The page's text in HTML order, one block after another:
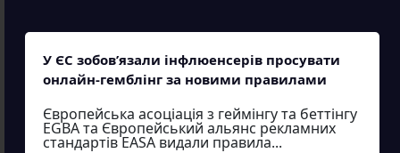
У ЄС зобов’язали інфлюенсерів просувати
онлайн-гемблінг за новими правилами
Європейська асоціація з геймінгу та беттінгу
EGBA та Європейський альянс рекламних
стандартів EASA видали правила...